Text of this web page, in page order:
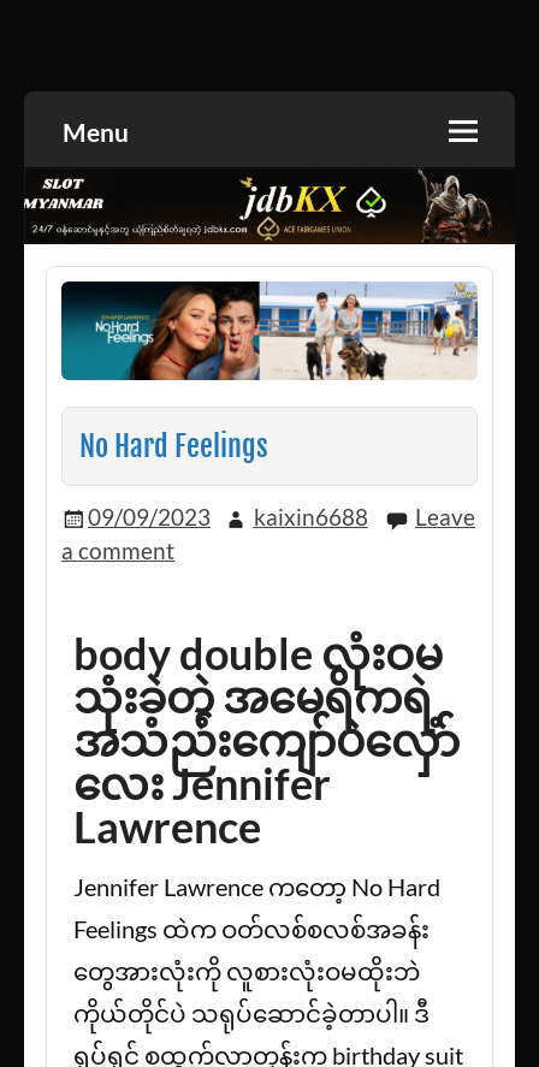
ဝတ္ထုတို
Menu
No Hard Feelings
09/09/2023 kaixin6688
Leave
a comment
body double လုံးဝမ
သုံးခဲ့တဲ့ အမေရိကရဲ့
အသည်းကျော်ပဲလှော်
လေး Jennifer
Lawrence
Jennifer Lawrence ကတော့ No Hard
Feelings ထဲက ဝတ်လစ်စလစ်အခန်း
တွေအားလုံးကို လူစားလုံးဝမထိုးဘဲ
ကိုယ်တိုင်ပဲ သရုပ်ဆောင်ခဲ့တာပါ။ ဒီ
ရုပ်ရှင် စထွက်လာတုန်းက birthday suit